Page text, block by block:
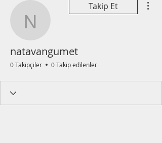
natavangumet
Takip Et
natavangumet
0 Takipçiler 0 Takip edilenler